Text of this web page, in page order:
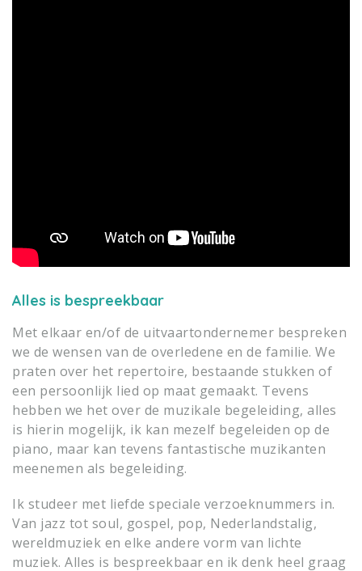
Alles is bespreekbaar
Met elkaar en/of de uitvaartondernemer bespreken
we de wensen van de overledene en de familie. We
praten over het repertoire, bestaande stukken of
een persoonlijk lied op maat gemaakt. Tevens
hebben we het over de muzikale begeleiding, alles
is hierin mogelijk, ik kan mezelf begeleiden op de
piano, maar kan tevens fantastische muzikanten
meenemen als begeleiding.
Ik studeer met liefde speciale verzoeknummers in.
Van jazz tot soul, gospel, pop, Nederlandstalig,
wereldmuziek en elke andere vorm van lichte
muziek. Alles is bespreekbaar en ik denk heel graag